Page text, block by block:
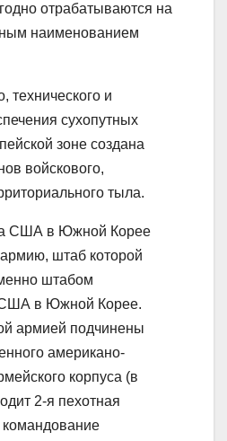
отрабатываются на
наименованием
технического и
сухопутных
зоне создана
войскового,
тыла.
США в Южной Корее
штаб которой
штабом
в Южной Корее.
армией подчинены
американо-
корпуса (в
2-я пехотная